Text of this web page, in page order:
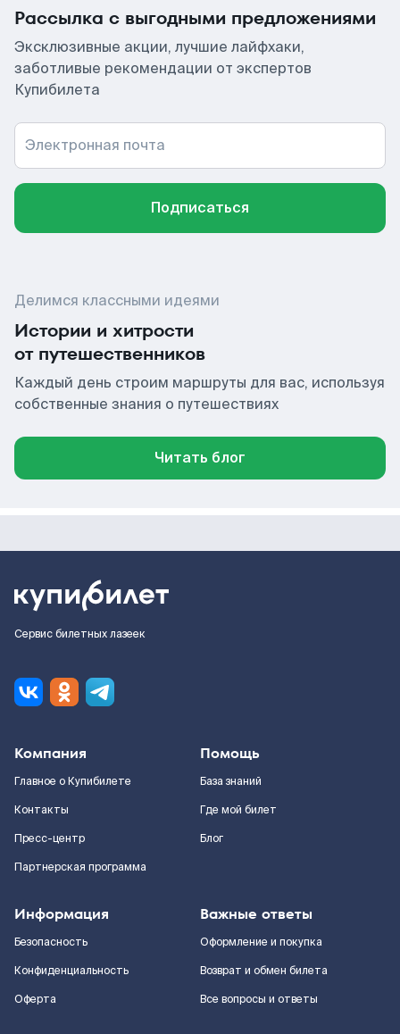
Рассылка с выгодными предложениями
Эксклюзивные акции, лучшие лайфхаки,
заботливые рекомендации от экспертов
Купибилета
Электронная почта
Подписаться
Делимся классными идеями
Истории и хитрости
от путешественников
Каждый день строим маршруты для вас, используя
собственные знания о путешествиях
Читать блог
Сервис билетных лазеек
Компания
Главное о Купибилете
Контакты
Пресс-центр
Партнерская программа
Помощь
База знаний
Где мой билет
Блог
Информация
Безопасность
Конфиденциальность
Оферта
Важные ответы
Оформление и покупка
Возврат и обмен билета
Все вопросы и ответы